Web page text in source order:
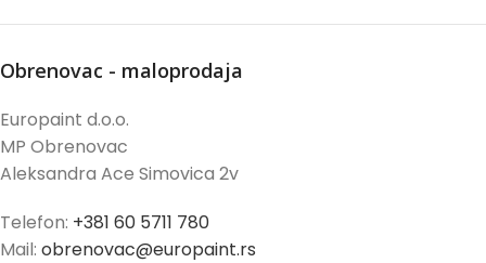
Obrenovac - maloprodaja
Europaint d.o.o.
MP Obrenovac
Aleksandra Ace Simovica 2v
Telefon: +381 60 5711 780
Mail: obrenovac@europaint.rs